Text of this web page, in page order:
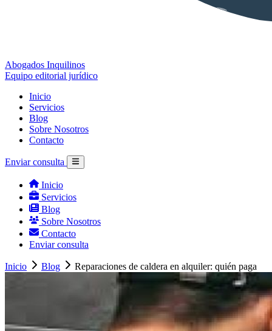
Abogados Inquilinos
Equipo editorial jurídico
Inicio
Servicios
Blog
Sobre Nosotros
Contacto
Enviar consulta
Inicio
Servicios
Blog
Sobre Nosotros
Contacto
Enviar consulta
Inicio Blog Reparaciones de caldera en alquiler: quién paga